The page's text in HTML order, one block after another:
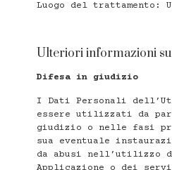
Luogo del trattamento:
Ulteriori informazioni
Difesa in giudizio
I Dati Personali
essere utilizzati da
giudizio o nelle fasi
sua eventuale
da abusi nell’utilizzo
Applicazione o dei